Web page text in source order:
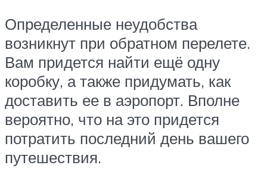
Определенные неудобства
возникнут при обратном перелете.
Вам придется найти ещё одну
коробку, а также придумать, как
доставить ее в аэропорт. Вполне
вероятно, что на это придется
потратить последний день вашего
путешествия.